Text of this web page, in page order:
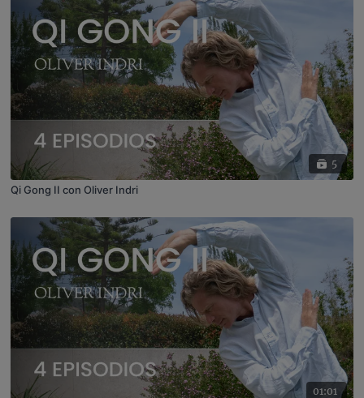
5
Qi Gong II con Oliver Indri
01:01